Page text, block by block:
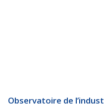
Observatoire de